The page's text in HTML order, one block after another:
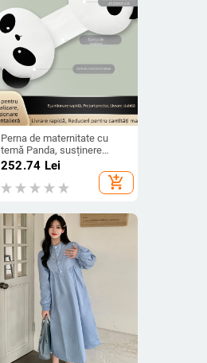
Perna de maternitate cu
temă Panda, susținere
pentru burtă și talie, pentru
somn pe o parte, pernă
confortabilă și respirabilă
252.74 Lei
add_shopping_cart